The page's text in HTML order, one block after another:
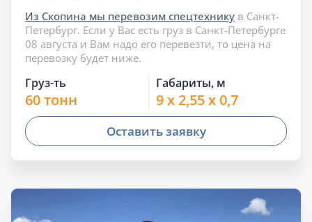
Из Скопина мы перевозим спецтехнику в Санкт-
Петербург. Если у Вас есть груз в Санкт-Петербурге
08 августа и Вам надо его перевезти, то цена на
перевозку будет ниже.
Груз-ть
60 тонн
Габариты, м
9 x 2,55 x 0,7
Оставить заявку